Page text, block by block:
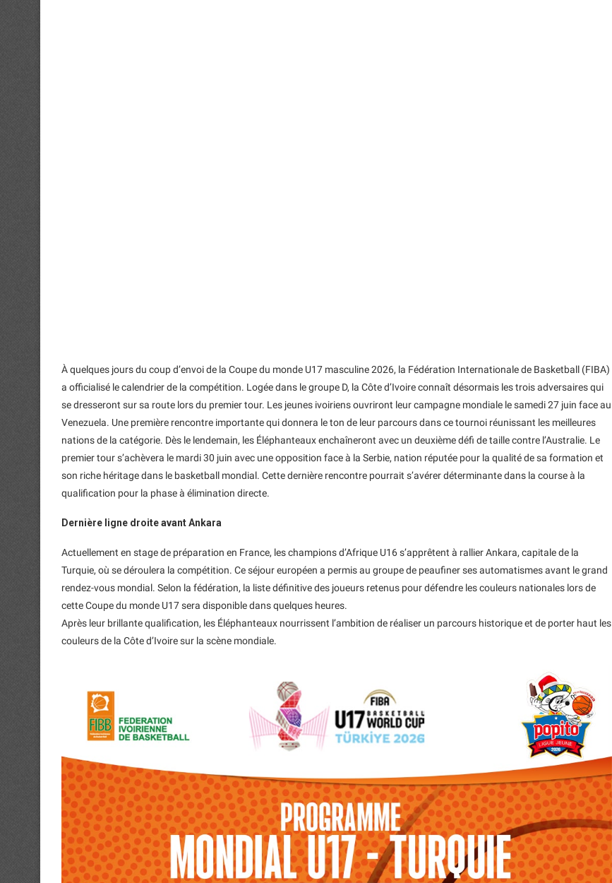
À quelques jours du coup d’envoi de la Coupe du monde U17 masculine 2026, la Fédération Internationale de Basketball (FIBA)
a officialisé le calendrier de la compétition. Logée dans le groupe D, la Côte d’Ivoire connaît désormais les trois adversaires qui
se dresseront sur sa route lors du premier tour. Les jeunes ivoiriens ouvriront leur campagne mondiale le samedi 27 juin face au
Venezuela. Une première rencontre importante qui donnera le ton de leur parcours dans ce tournoi réunissant les meilleures
nations de la catégorie. Dès le lendemain, les Éléphanteaux enchaîneront avec un deuxième défi de taille contre l’Australie. Le
premier tour s’achèvera le mardi 30 juin avec une opposition face à la Serbie, nation réputée pour la qualité de sa formation et
son riche héritage dans le basketball mondial. Cette dernière rencontre pourrait s’avérer déterminante dans la course à la
qualification pour la phase à élimination directe.
Dernière ligne droite avant Ankara
Actuellement en stage de préparation en France, les champions d’Afrique U16 s’apprêtent à rallier Ankara, capitale de la
Turquie, où se déroulera la compétition. Ce séjour européen a permis au groupe de peaufiner ses automatismes avant le grand
rendez-vous mondial. Selon la fédération, la liste définitive des joueurs retenus pour défendre les couleurs nationales lors de
cette Coupe du monde U17 sera disponible dans quelques heures.
Après leur brillante qualification, les Éléphanteaux nourrissent l’ambition de réaliser un parcours historique et de porter haut les
couleurs de la Côte d’Ivoire sur la scène mondiale.